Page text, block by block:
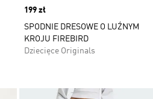
Price
199 zł
SPODNIE DRESOWE O LUŹNYM
KROJU FIREBIRD
Dziecięce Originals